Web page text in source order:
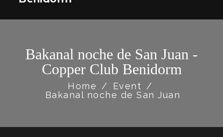
Bakanal noche de San Juan -
Copper Club Benidorm
Home / Event /
Bakanal noche de San Juan